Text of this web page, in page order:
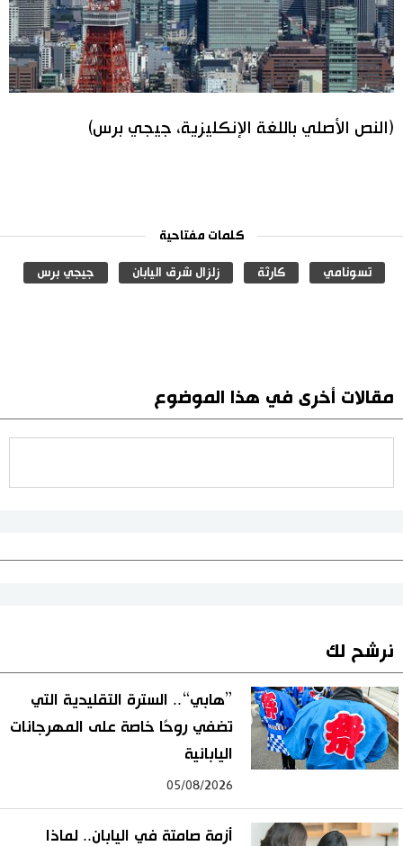
(النص الأصلي باللغة الإنكليزية، جيجي برس)
كلمات مفتاحية
تسونامي كارثة زلزال شرق اليابان جيجي برس
مقالات أخرى في هذا الموضوع
نرشح لك
”هابي“.. السترة التقليدية التي
تضفي روحًا خاصة على المهرجانات
اليابانية
05/08/2026
أزمة صامتة في اليابان.. لماذا